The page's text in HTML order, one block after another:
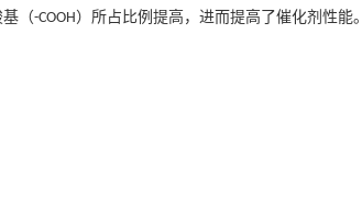
-COOH）所占比例提高，进而提高了催化剂性能。